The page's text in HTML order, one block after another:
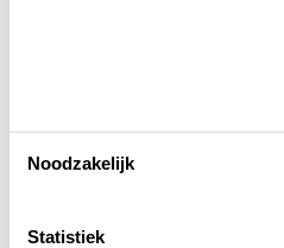
Noodzakelijk
Statistiek